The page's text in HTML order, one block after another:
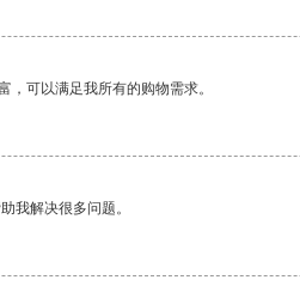
，可以满足我所有的购物需求。
我解决很多问题。